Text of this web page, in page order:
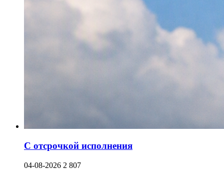
С отсрочкой исполнения
04-08-2026 2 807